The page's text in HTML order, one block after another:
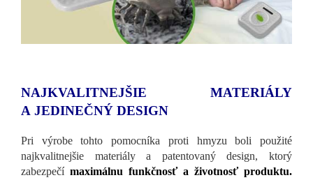
NAJKVALITNEJŠIE MATERIÁLY
A JEDINEČNÝ DESIGN
Pri výrobe tohto pomocníka proti hmyzu boli použité
najkvalitnejšie materiály a patentovaný design, ktorý
zabezpečí maximálnu funkčnosť a životnosť produktu.